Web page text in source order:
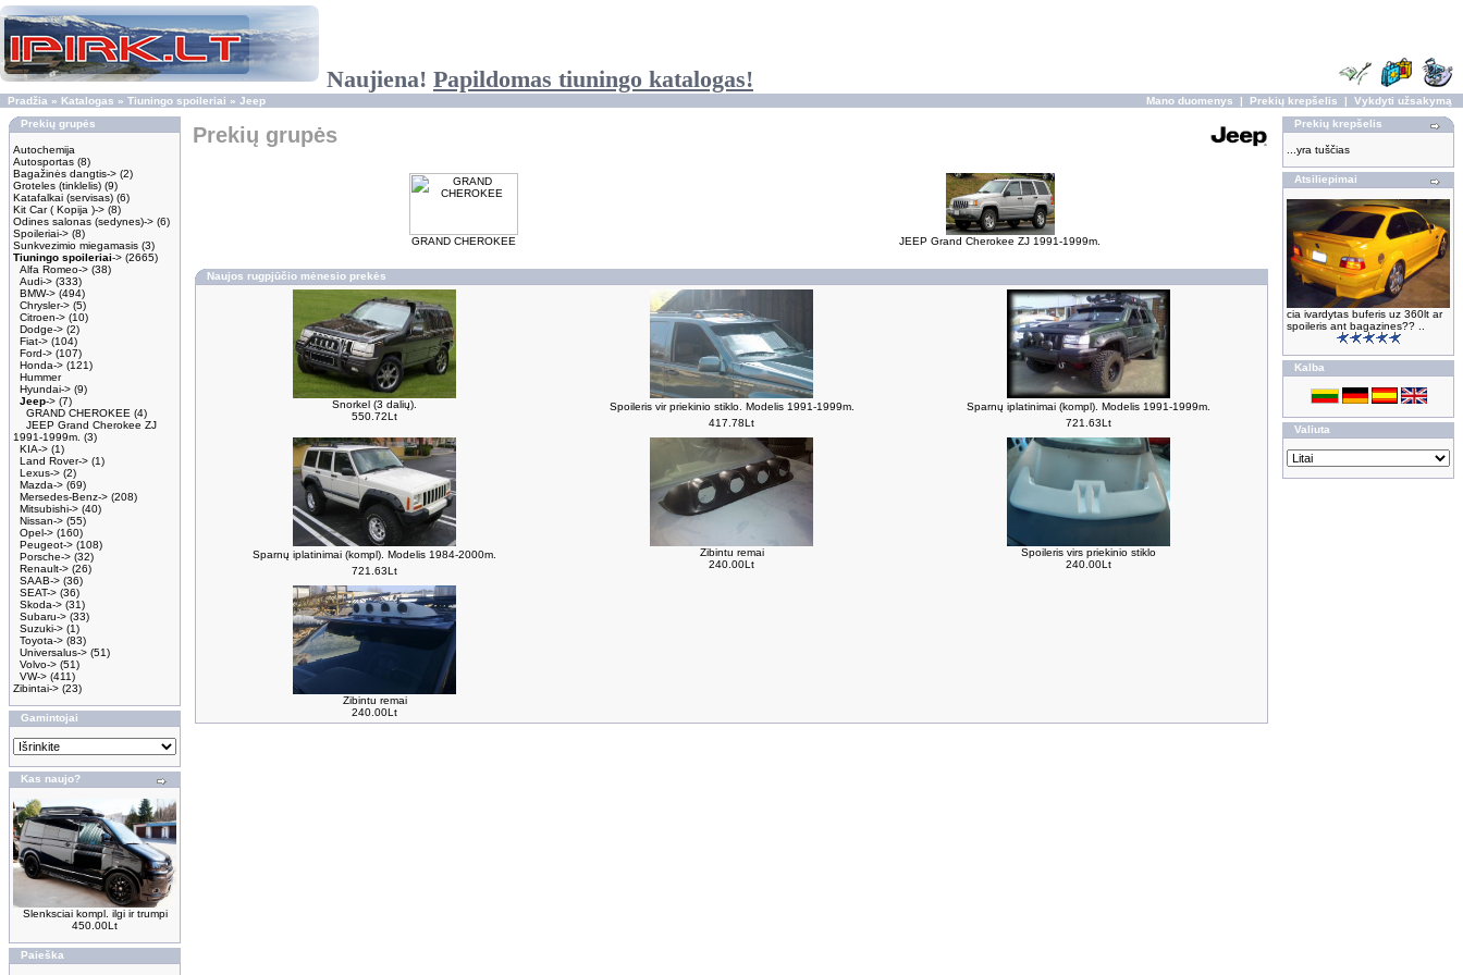
Naujiena! Papildomas tiuningo katalogas!
Pradžia » Katalogas » Tiuningo spoileriai » Jeep Mano duomenys | Prekių krepšelis | Vykdyti užsakymą
Prekių grupės
Autochemija
Autosportas (8)
Bagažinės dangtis-> (2)
Groteles (tinklelis) (9)
Katafalkai (servisas) (6)
Kit Car ( Kopija )-> (8)
Odines salonas (sedynes)-> (6)
Spoileriai-> (8)
Sunkvezimio miegamasis (3)
Tiuningo spoileriai-> (2665)
Alfa Romeo-> (38)
Audi-> (333)
BMW-> (494)
Chrysler-> (5)
Citroen-> (10)
Dodge-> (2)
Fiat-> (104)
Ford-> (107)
Honda-> (121)
Hummer
Hyundai-> (9)
Jeep-> (7)
GRAND CHEROKEE (4)
JEEP Grand Cherokee ZJ
1991-1999m. (3)
KIA-> (1)
Land Rover-> (1)
Lexus-> (2)
Mazda-> (69)
Mersedes-Benz-> (208)
Mitsubishi-> (40)
Nissan-> (55)
Opel-> (160)
Peugeot-> (108)
Porsche-> (32)
Renault-> (26)
SAAB-> (36)
SEAT-> (36)
Skoda-> (31)
Subaru-> (33)
Suzuki-> (1)
Toyota-> (83)
Universalus-> (51)
Volvo-> (51)
VW-> (411)
Zibintai-> (23)
Gamintojai
Kas naujo?
Slenksciai kompl. ilgi ir trumpi
450.00Lt
Paieška
Prekių grupės
GRAND CHEROKEE JEEP Grand Cherokee ZJ 1991-1999m.
Naujos rugpjūčio mėnesio prekės
Snorkel (3 dalių).
550.72Lt
Spoileris vir priekinio stiklo. Modelis 1991-1999m.
417.78Lt
Sparnų iplatinimai (kompl). Modelis 1991-1999m.
721.63Lt
Sparnų iplatinimai (kompl). Modelis 1984-2000m.
721.63Lt
Zibintu remai
240.00Lt
Spoileris virs priekinio stiklo
240.00Lt
Zibintu remai
240.00Lt
Prekių krepšelis
...yra tuščias
Atsiliepimai
cia ivardytas buferis uz 360lt ar
spoileris ant bagazines?? ..
Kalba
Valiuta